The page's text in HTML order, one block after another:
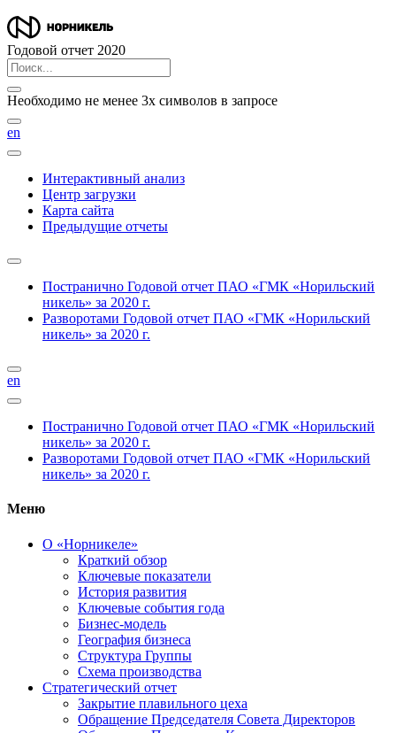
Годовой отчет 2020
Необходимо не менее 3х символов в запросе
en
Интерактивный анализ
Центр загрузки
Карта сайта
Предыдущие отчеты
Постранично Годовой отчет ПАО «ГМК «Норильский
никель» за 2020 г.
Разворотами Годовой отчет ПАО «ГМК «Норильский
никель» за 2020 г.
en
Постранично Годовой отчет ПАО «ГМК «Норильский
никель» за 2020 г.
Разворотами Годовой отчет ПАО «ГМК «Норильский
никель» за 2020 г.
Меню
О «Норникеле»
Краткий обзор
Ключевые показатели
История развития
Ключевые события года
Бизнес-модель
География бизнеса
Структура Группы
Схема производства
Стратегический отчет
Закрытие плавильного цеха
Обращение Председателя Совета Директоров